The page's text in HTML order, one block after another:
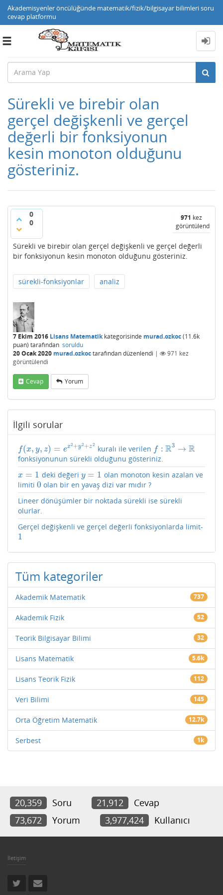
Akademisyenler öncülüğünde matematik/fizik/bilgisayar bilimleri soru
cevap platformu
Toggle
Sürekli ve birebir olan
gerçel değişkenli ve gerçel
değerli bir fonksiyonun
kesin monoton olduğunu
gösteriniz.
0
0
971 kez
görüntülendi
Sürekli ve birebir olan gerçel değişkenli ve gerçel değerli
bir fonksiyonun kesin monoton olduğunu gösteriniz.
sürekli-fonksiyonlar analiz
7 Ekim 2016 Lisans Matematikkategorisinde murad.ozkoc(11.6k
puan) tarafından soruldu
20 Ocak 2020 murad.ozkoctarafındandüzenlendi | 971 kez
görüntülendi
Cevap Yorum
İlgili sorular
f(x, y, z) = ex2+y2+z2
f(x,y,z)= ex2 +y 2+z2 kuralı ile verilen f : R3 → R
f:R3→R
fonksiyonunun sürekli olduğunu gösteriniz.
x = 1
x= 1 deki değeri y = 1
y=1
olan monoton kesin azalan ve
limiti 0
0 olan bir en yavaş dizi var mıdır ?
Lineer dönüşümler bir noktada sürekli ise sürekli
olurlar.
Gerçel değişkenli ve gerçel değerli fonksiyonlarda limit-
1
1
Tüm kategoriler
Akademik Matematik 737
Akademik Fizik 52
Teorik Bilgisayar Bilimi 32
Lisans Matematik 5.6k
Lisans Teorik Fizik 112
Veri Bilimi 145
Orta Öğretim Matematik 12.7k
Serbest 1k
20,359 Soru 21,912
Cevap
73,672
Yorum 3,977,424 Kullanıcı
İletişim